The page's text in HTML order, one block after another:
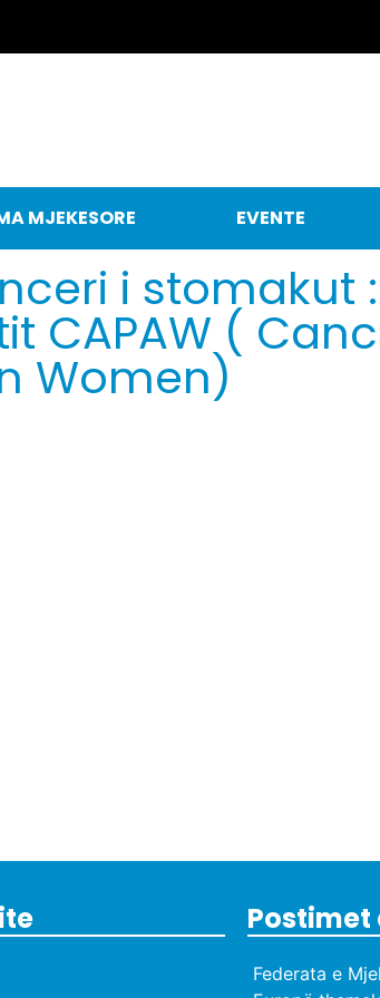
MJEKESORE EVENTE
i stomakut :
CAPAW (
Women)
Postimet
Federata e